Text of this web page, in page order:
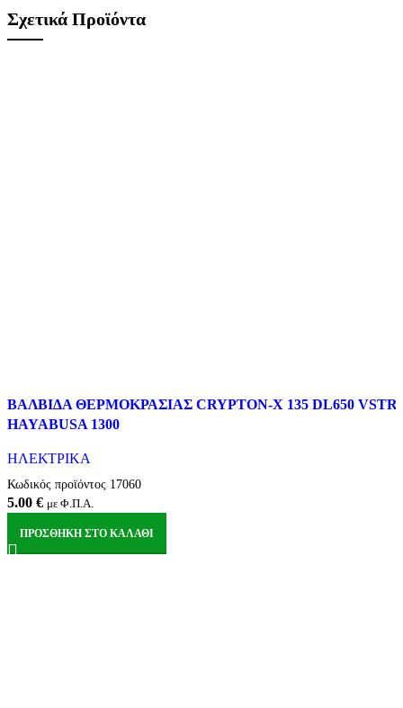
Σχετικά Προϊόντα
Quick view
Αγαπημένα
ΒΑΛΒΙΔΑ ΘΕΡΜΟΚΡΑΣΙΑΣ CRYPTON-X 135 DL650
HAYABUSA 1300
ΗΛΕΚΤΡΙΚΑ
Κωδικός προϊόντος 17060
5.00 € με Φ.Π.Α.
ΠΡΟΣΘΉΚΗ ΣΤΟ ΚΑΛΆΘΙ